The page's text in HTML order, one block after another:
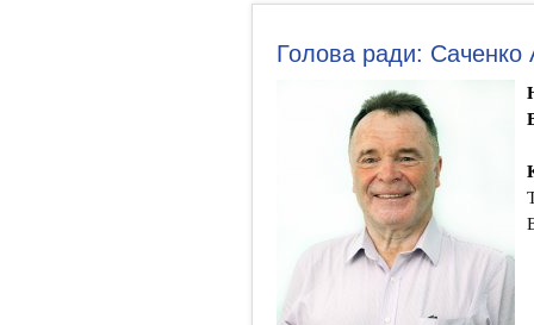
Голова ради: Саченко